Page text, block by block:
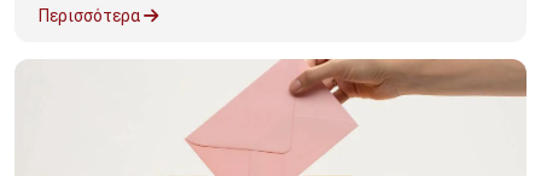
Περισσότερα